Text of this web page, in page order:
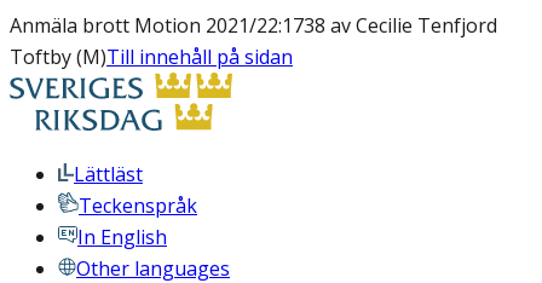
Anmäla brott Motion 2021/22:1738 av Cecilie Tenfjord
Toftby (M)Till innehåll på sidan
Lättläst
Teckenspråk
In English
Other languages